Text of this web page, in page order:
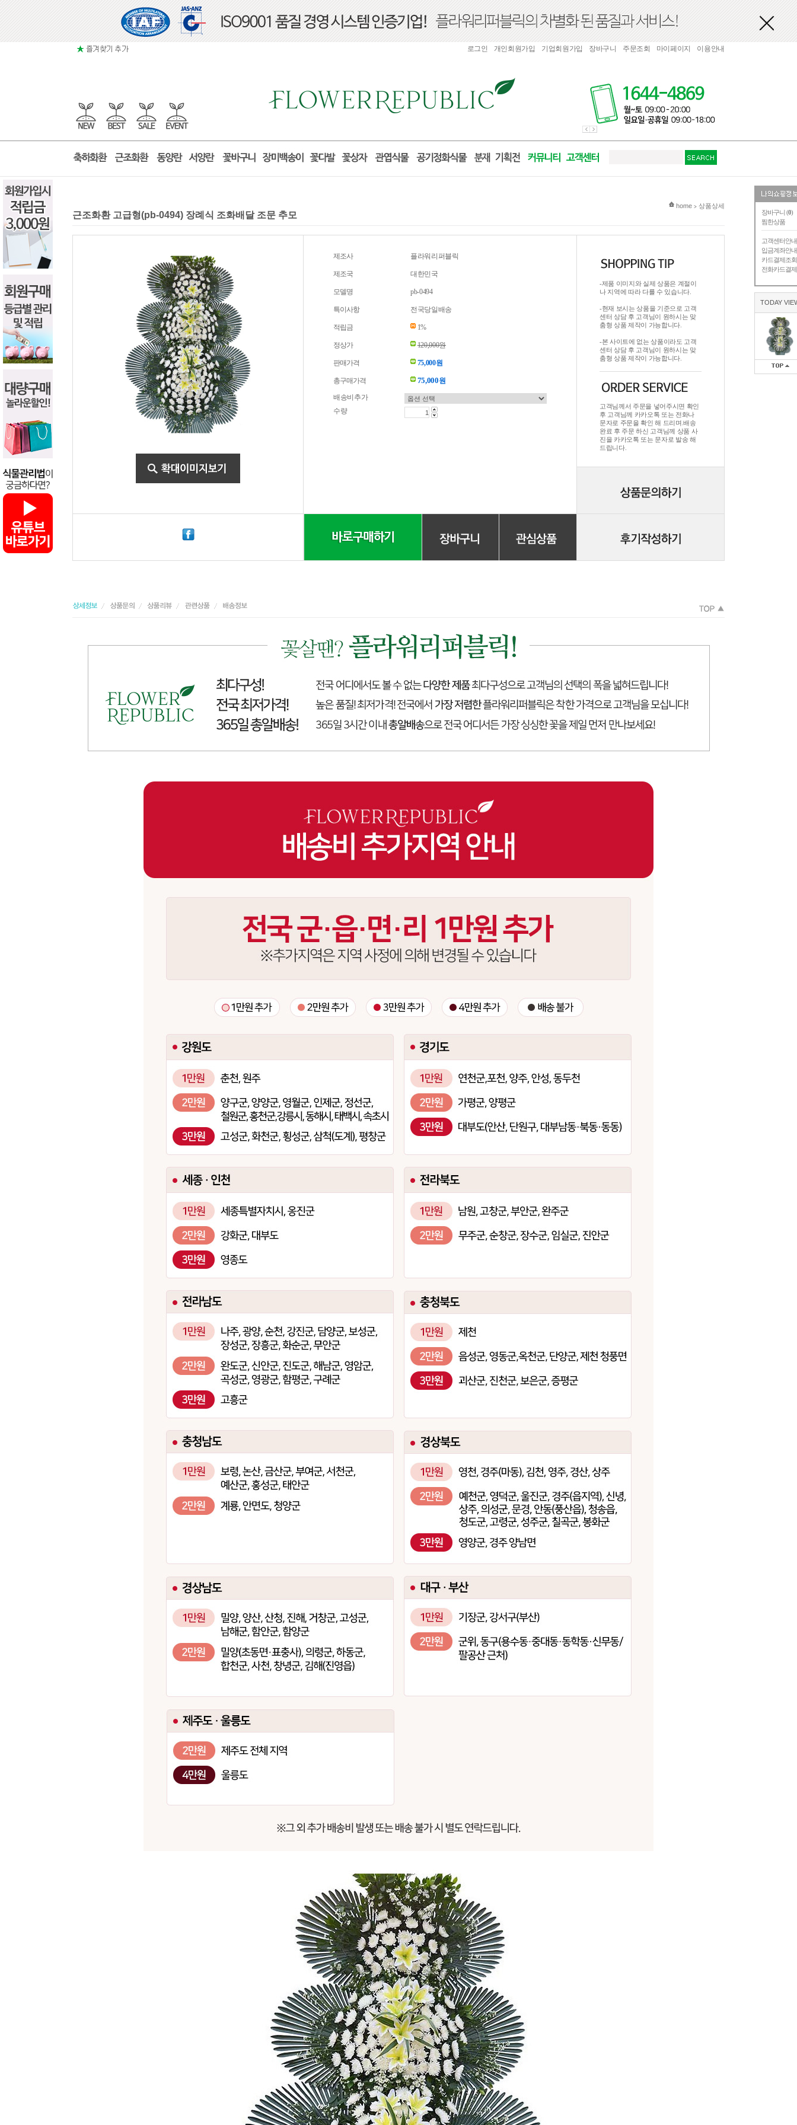
장바구니 (0)
찜한상품
고객센터안내
입금계좌안내
카드결제조회
전화카드결제
TODAY
로그인 개인회원가입 기업회원가입 장바구니 주문조회 마이페이지 이용안내
현재 위치
home > 상품상세
근조화환 고급형(pb-0494) 장례식 조화배달 조문 추모
제조사 플라워리퍼블릭
제조국 대한민국
모델명 pb-0494
특이사항 전국당일배송
적립금 1%
정상가 120,000원
판매가격 75,000원
총구매가격 75,000원
배송비추가
수량
-제품 이미지와 실제 상품은 계절이
나 지역에 따라 다를 수 있습니다.
-현재 보시는 상품을 기준으로 고객
센터 상담 후 고객님이 원하시는 맞
춤형 상품 제작이 가능합니다.
-본 사이트에 없는 상품이라도 고객
센터 상담 후 고객님이 원하시는 맞
춤형 상품 제작이 가능합니다.
고객님께서 주문을 넣어주시면 확인
후 고객님께 카카오톡 또는 전화나
문자로 주문을 확인 해 드리며.배송
완료 후 주문 하신 고객님께 상품 사
진을 카카오톡 또는 문자로 발송 해
드립니다.